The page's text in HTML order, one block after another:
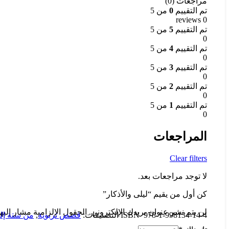
تم التقييم 0 من 5
0 reviews
تم التقييم 5 من 5
0
تم التقييم 4 من 5
0
تم التقييم 3 من 5
0
تم التقييم 2 من 5
0
تم التقييم 1 من 5
0
المراجعات
Clear filters
لا توجد مراجعات بعد.
كن أول من يقيم “ليلى والأذكار”
لن يتم نشر عنوان بريدك الإلكتروني. الحقول الإلزامية مشار ISBN978-1-998134-14-4 التصنيفات: قصص تربوية, من ستة